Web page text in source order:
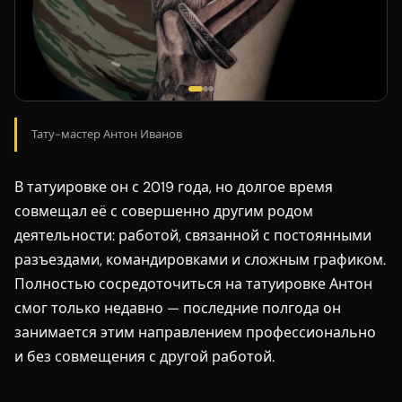
Тату-мастер Антон Иванов
В татуировке он с 2019 года, но долгое время
совмещал её с совершенно другим родом
деятельности: работой, связанной с постоянными
разъездами, командировками и сложным графиком.
Полностью сосредоточиться на татуировке Антон
смог только недавно — последние полгода он
занимается этим направлением профессионально
и без совмещения с другой работой.